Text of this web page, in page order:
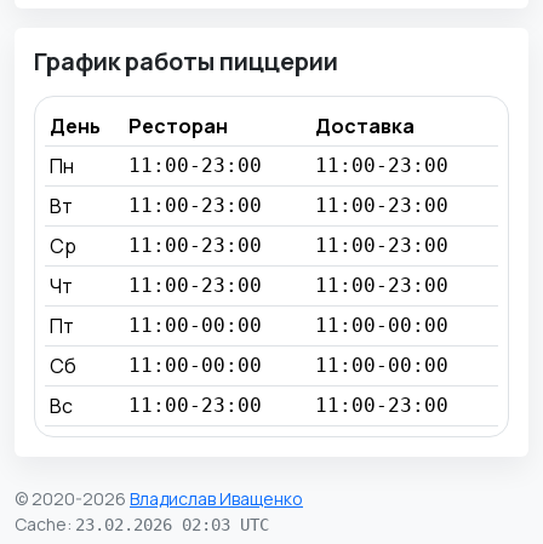
График работы пиццерии
День Ресторан
Доставка
Пн
11:00-23:00 11:00-23:00
Вт 11:00-23:00 11:00-23:00
Ср 11:00-23:00 11:00-23:00
Чт 11:00-23:00 11:00-23:00
Пт 11:00-00:00 11:00-00:00
Сб 11:00-00:00 11:00-00:00
Вс 11:00-23:00 11:00-23:00
© 2020-2026 Владислав Иващенко
Cache: 23.02.2026 02:03 UTC